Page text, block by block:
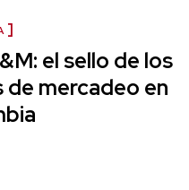
el sello de los
mercadeo en